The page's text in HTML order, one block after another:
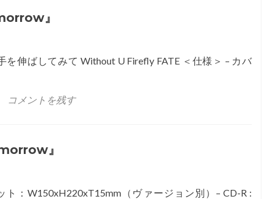
』
を伸ばしてみて Without U Firefly FATE ＜仕様＞ – カバ
コメントを残す
』
ト：W150xH220xT15mm（ヴァージョン別）– CD-R :